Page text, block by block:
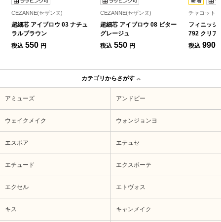
CEZANNE(セザンヌ)
超細芯 アイブロウ 03 ナチュ
ラルブラウン
税込 550 円
CEZANNE(セザンヌ)
超細芯 アイブロウ 08 ビター
グレージュ
税込 550 円
チャコット
フィニッシ
792 クリア
税込 990
カテゴリからさがす
アミューズ アンドビー
ウェイクメイク ウォンジョンヨ
エスポア エテュセ
エチュード エクスボーテ
エクセル エトヴォス
キス キャンメイク